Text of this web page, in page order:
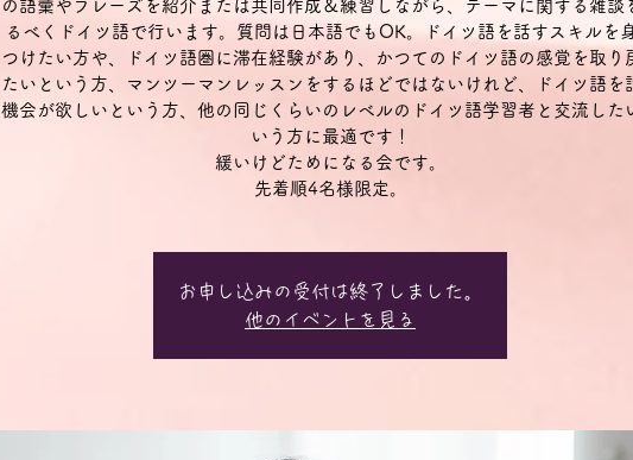
の語彙やフレーズを紹介または共同作成＆練習しながら、テーマに関する雑談
るべくドイツ語で行います。質問は日本語でもOK。ドイツ語を話すスキルを
つけたい方や、ドイツ語圏に滞在経験があり、かつてのドイツ語の感覚を取り
たいという方、マンツーマンレッスンをするほどではないけれど、ドイツ語を
機会が欲しいという方、他の同じくらいのレベルのドイツ語学習者と交流した
いう方に最適です！
緩いけどためになる会です。
先着順4名様限定。
お申し込みの受付は終了しました。
他のイベントを見る